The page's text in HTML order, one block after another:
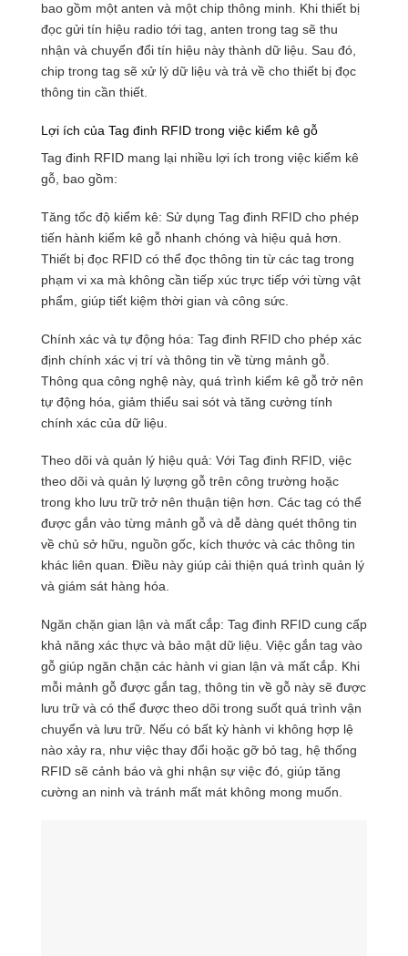
bao gồm một anten và một chip thông minh. Khi thiết bị
đọc gửi tín hiệu radio tới tag, anten trong tag sẽ thu
nhận và chuyển đổi tín hiệu này thành dữ liệu. Sau đó,
chip trong tag sẽ xử lý dữ liệu và trả về cho thiết bị đọc
thông tin cần thiết.
Lợi ích của Tag đinh RFID trong việc kiểm kê gỗ
Tag đinh RFID mang lại nhiều lợi ích trong việc kiểm kê
gỗ, bao gồm:
Tăng tốc độ kiểm kê: Sử dụng Tag đinh RFID cho phép
tiến hành kiểm kê gỗ nhanh chóng và hiệu quả hơn.
Thiết bị đọc RFID có thể đọc thông tin từ các tag trong
phạm vi xa mà không cần tiếp xúc trực tiếp với từng vật
phẩm, giúp tiết kiệm thời gian và công sức.
Chính xác và tự động hóa: Tag đinh RFID cho phép xác
định chính xác vị trí và thông tin về từng mảnh gỗ.
Thông qua công nghệ này, quá trình kiểm kê gỗ trở nên
tự động hóa, giảm thiểu sai sót và tăng cường tính
chính xác của dữ liệu.
Theo dõi và quản lý hiệu quả: Với Tag đinh RFID, việc
theo dõi và quản lý lượng gỗ trên công trường hoặc
trong kho lưu trữ trở nên thuận tiện hơn. Các tag có thể
được gắn vào từng mảnh gỗ và dễ dàng quét thông tin
về chủ sở hữu, nguồn gốc, kích thước và các thông tin
khác liên quan. Điều này giúp cải thiện quá trình quản lý
và giám sát hàng hóa.
Ngăn chặn gian lận và mất cắp: Tag đinh RFID cung cấp
khả năng xác thực và bảo mật dữ liệu. Việc gắn tag vào
gỗ giúp ngăn chặn các hành vi gian lận và mất cắp. Khi
mỗi mảnh gỗ được gắn tag, thông tin về gỗ này sẽ được
lưu trữ và có thể được theo dõi trong suốt quá trình vận
chuyển và lưu trữ. Nếu có bất kỳ hành vi không hợp lệ
nào xảy ra, như việc thay đổi hoặc gỡ bỏ tag, hệ thống
RFID sẽ cảnh báo và ghi nhận sự việc đó, giúp tăng
cường an ninh và tránh mất mát không mong muốn.